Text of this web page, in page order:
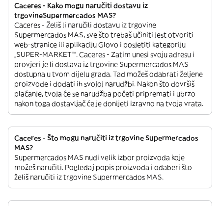
Caceres - Kako mogu naručiti dostavu iz
trgovineSupermercados MAS?
Caceres - Želiš li naručili dostavu iz trgovine
Supermercados MAS, sve što trebaš učiniti jest otvoriti
web-stranice ili aplikaciju Glovo i posjetiti kategoriju
„SUPER-MARKET”“. Caceres - Zatim unesi svoju adresu i
provjeri je li dostava iz trgovine Supermercados MAS
dostupna u tvom dijelu grada. Tad možeš odabrati željene
proizvode i dodati ih svojoj narudžbi. Nakon što dovršiš
plaćanje, tvoja će se narudžba početi pripremati i ubrzo
nakon toga dostavljač će je donijeti izravno na tvoja vrata.
Caceres - Što mogu naručiti iz trgovine Supermercados
MAS?
Supermercados MAS nudi velik izbor proizvoda koje
možeš naručiti. Pogledaj popis proizvoda i odaberi što
želiš naručiti iz trgovine Supermercados MAS.